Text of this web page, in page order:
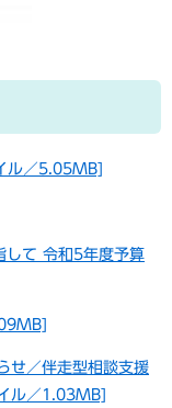
ル／5.05MB]
して 令和5年度予算
せ／伴走型相談支援
ル／1.03MB]